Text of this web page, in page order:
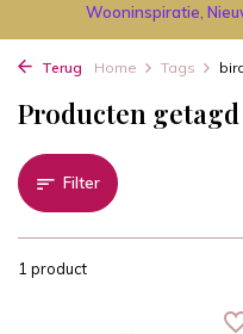
Wooninspiratie,
Terug Home Tags
Producten
Filter
1 product